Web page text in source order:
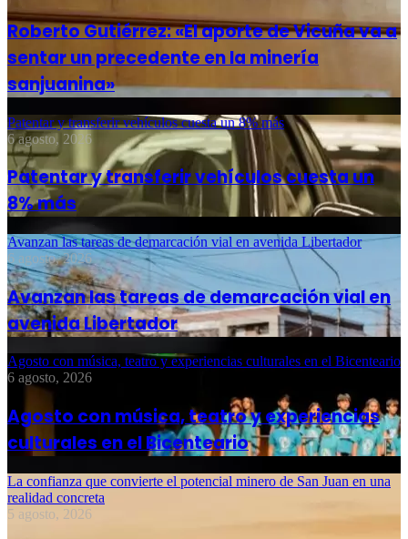
Roberto Gutiérrez: «El aporte de Vicuña va a
sentar un precedente en la minería
sanjuanina»
Patentar y transferir vehículos cuesta un 8% más
6 agosto, 2026
Patentar y transferir vehículos cuesta un
8% más
Avanzan las tareas de demarcación vial en avenida Libertador
6 agosto, 2026
Avanzan las tareas de demarcación vial en
avenida Libertador
Agosto con música, teatro y experiencias culturales en el Bicenteario
6 agosto, 2026
Agosto con música, teatro y experiencias
culturales en el Bicenteario
La confianza que convierte el potencial minero de San Juan en una
realidad concreta
5 agosto, 2026